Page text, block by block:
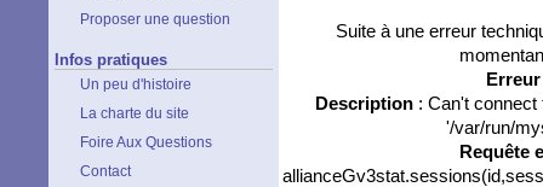
Proposer une question
Infos pratiques
Un peu d'histoire
La charte du site
Foire Aux Questions
Contact
Suite à une erreur
Description: Can't connect
'/var/run/
Requête